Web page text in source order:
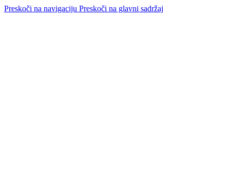
Preskoči na navigaciju Preskoči na glavni sadržaj